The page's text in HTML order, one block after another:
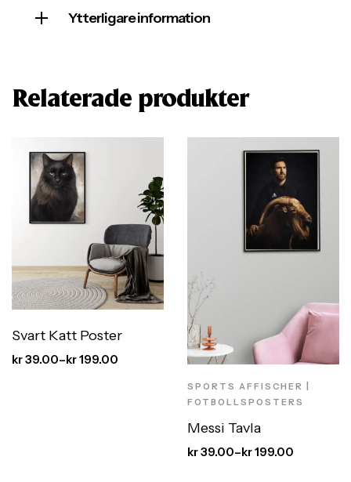
Ytterligare information
Relaterade produkter
Svart Katt Poster
kr39.00–kr199.00
SPORTS AFFISCHER |
FOTBOLLSPOSTERS
Messi Tavla
kr39.00–kr199.00